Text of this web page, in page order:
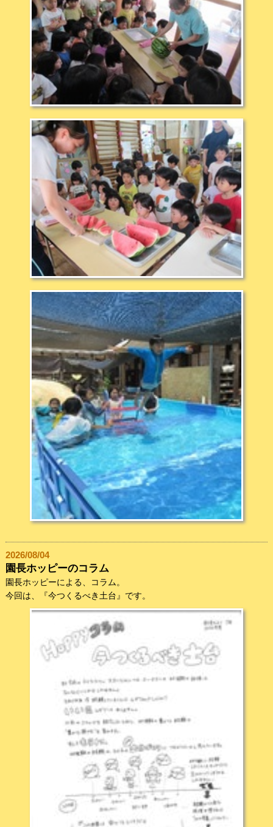
2026/08/04
園長ホッピーのコラム
園長ホッピーによる、コラム。
今回は、『今つくるべき土台』です。